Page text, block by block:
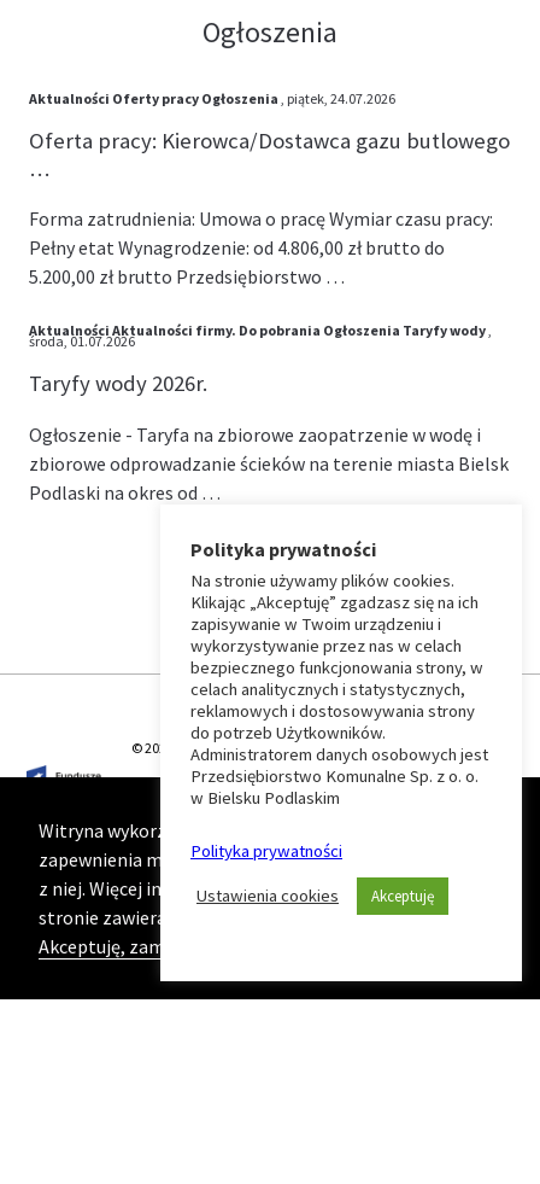
Ogłoszenia
Aktualności Oferty pracy Ogłoszenia , piątek, 24.07.2026
Oferta pracy: Kierowca/Dostawca gazu butlowego
…
Forma zatrudnienia: Umowa o pracę Wymiar czasu pracy:
Pełny etat Wynagrodzenie: od 4.806,00 zł brutto do
5.200,00 zł brutto Przedsiębiorstwo …
Aktualności Aktualności firmy. Do pobrania Ogłoszenia Taryfy wody,
środa, 01.07.2026
Taryfy wody 2026r.
Ogłoszenie - Taryfa na zbiorowe zaopatrzenie w wodę i
zbiorowe odprowadzanie ścieków na terenie miasta Bielsk
Podlaski na okres od …
⏶
Wróć
do
początku
strony
© 2026 T-Matic Grupa Computer Plus Sp. z o.o.
Witryna wykorzystuje ciasteczka (cookies) w celu
zapewnienia maksymalnej wygody podczas korzystania
z niej. Więcej informacji na ten temat znajduje się na
stronie zawierającej naszą
Politykę prywatności
Akceptuję, zamknij komunikat
Polityka prywatności
Na stronie używamy plików cookies.
Klikając „Akceptuję” zgadzasz się na ich
zapisywanie w Twoim urządzeniu i
wykorzystywanie przez nas w celach
bezpiecznego funkcjonowania strony, w
celach analitycznych i statystycznych,
reklamowych i dostosowywania strony
do potrzeb Użytkowników.
Administratorem danych osobowych jest
Przedsiębiorstwo Komunalne Sp. z o. o.
w Bielsku Podlaskim
Polityka prywatności
Ustawienia cookies Akceptuję